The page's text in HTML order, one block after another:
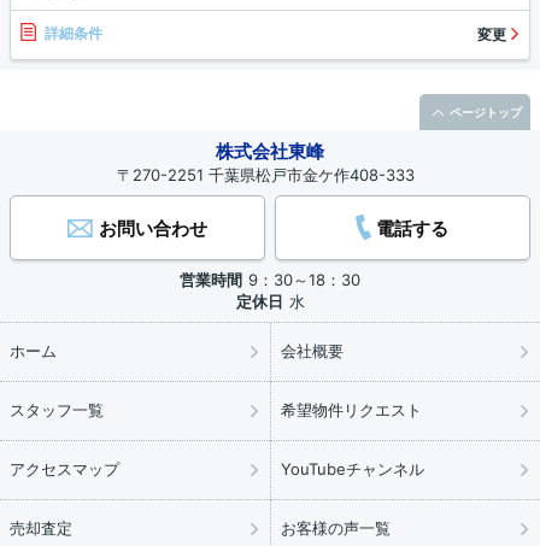
詳細条件 変更
株式会社東峰
〒270-2251 千葉県松戸市金ケ作408-333
お問い合わせ 電話する
営業時間 9：30～18：30
定休日 水
ホーム 会社概要
スタッフ一覧 希望物件リクエスト
アクセスマップ YouTubeチャンネル
売却査定 お客様の声一覧
ページトップ